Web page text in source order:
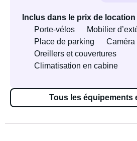
Inclus dans le prix de location
Porte-vélos
Mobilier
Place de parking
Caméra
Oreillers et couvertures
Climatisation en cabine
Tous les équipements